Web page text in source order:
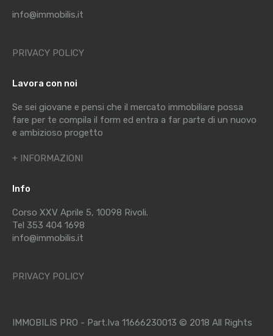
info@immobilis.it
PRIVACY POLICY
Lavora con noi
Se sei giovane e pensi che il mercato immobiliare possa
fare per te compila il form ed entra a far parte di un nuovo
e ambizioso progetto
+ INFORMAZIONI
Info
Corso XXV Aprile 5, 10098 Rivoli.
Tel 353 404 1698
info@immobilis.it
PRIVACY POLICY
IMMOBILIS PRO - Part.Iva 11666230013 © 2018 All Rights